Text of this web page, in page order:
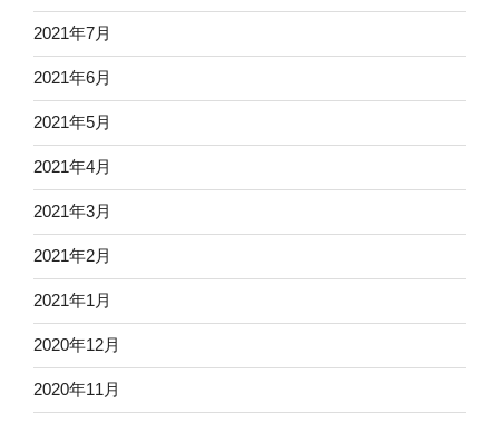
2021年7月
2021年6月
2021年5月
2021年4月
2021年3月
2021年2月
2021年1月
2020年12月
2020年11月